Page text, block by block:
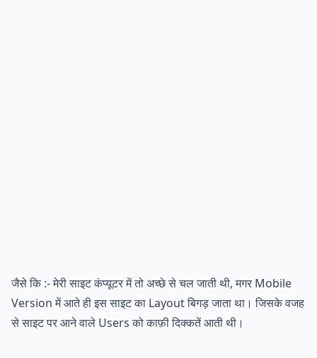
जैसे कि :- मेरी साइट कंप्यूटर में तो अच्छे से चल जाती थी, मगर Mobile
Version में आते ही इस साइट का Layout बिगड़ जाता था। जिसके वजह
से साइट पर आने वाले Users को काफ़ी दिक्कतें आती थी।